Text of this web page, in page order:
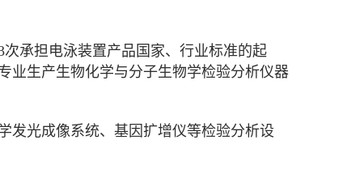
承担电泳装置产品国家、行业标准的起
业生产生物化学与分子生物学检验分析仪器
发光成像系统、基因扩增仪等检验分析设